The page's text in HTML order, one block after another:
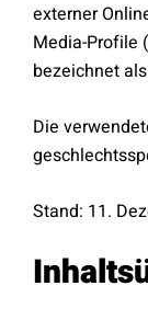
externer
Media-Profile
bezeichnet
Die
Stand: 11.